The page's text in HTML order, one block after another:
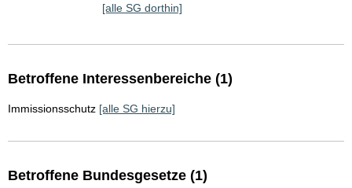
[alle SG dorthin]
Betroffene Interessenbereiche (1)
Immissionsschutz [alle SG hierzu]
Betroffene Bundesgesetze (1)